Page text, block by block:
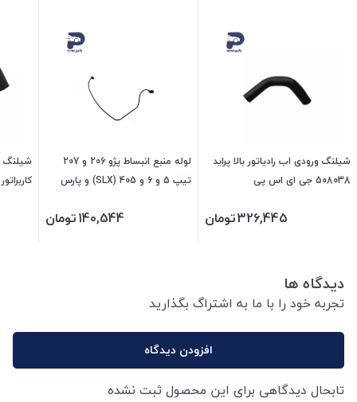
شیلنگ ورودی اب رادیاتور بالا پراید
508038 جی ای اس پی
326,445تومان
لوله منبع انبساط پژو 206 و 207
تیپ 5 و 6 و 405 (SLX) و پارس
140,544تومان
شیلنگ
دیدگاه ها
تجربه خود را با ما به اشتراگ بگذارید
افزودن دیدگاه
تابحال دیدگاهی برای این محصول ثبت نشده